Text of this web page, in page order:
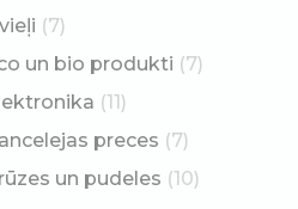
(7)
un bio produkti (7)
(11)
preces (7)
un pudeles (10)